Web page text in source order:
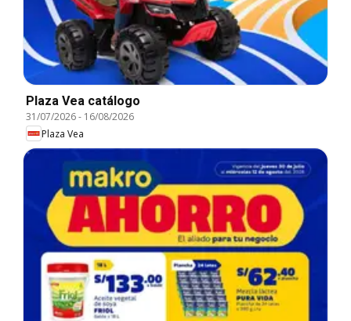
Plaza Vea catálogo
31/07/2026- 16/08/2026
Plaza Vea